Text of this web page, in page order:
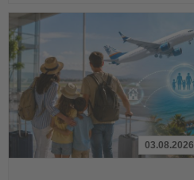
03.08.2026